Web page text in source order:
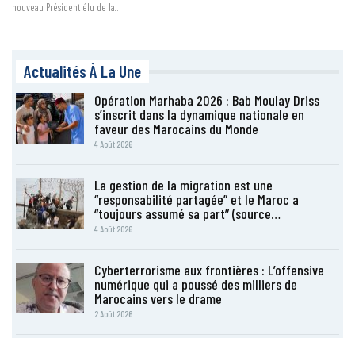
nouveau Président élu de la…
Actualités À La Une
Opération Marhaba 2026 : Bab Moulay Driss
s’inscrit dans la dynamique nationale en
faveur des Marocains du Monde
4 Août 2026
La gestion de la migration est une
“responsabilité partagée” et le Maroc a
“toujours assumé sa part” (source…
4 Août 2026
Cyberterrorisme aux frontières : L’offensive
numérique qui a poussé des milliers de
Marocains vers le drame
2 Août 2026